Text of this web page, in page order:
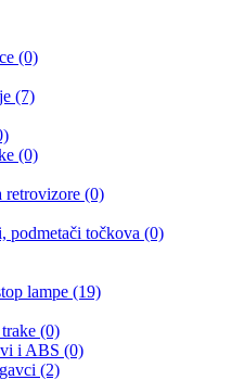
(0)
(7)
(0)
retrovizore (0)
podmetači točkova (0)
lampe (19)
(0)
i ABS (0)
(2)